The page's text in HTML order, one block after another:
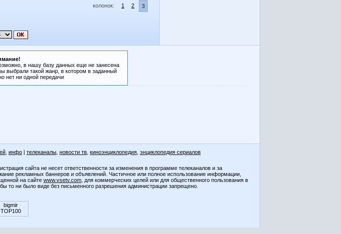
колонок: 1 2 3
в нашу базу данных еще не занесена
выбрали такой жанр, в котором в заданный
нет ни одной передачи
инфо | телеканалы новости тв киноэнциклопедия энциклопедия сериалов
сайта не несет ответственности за изменения в программе телеканалов и за
рекламных баннеров и объявлений. Частичное или полное использование информации,
на сайте www.vsetv.com , для коммерческих целей или для общественного пользования в
то ни было виде без письменного разрешения администрации запрещено.